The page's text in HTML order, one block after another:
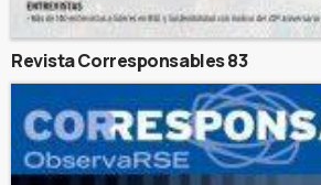
Revista Corresponsables 83